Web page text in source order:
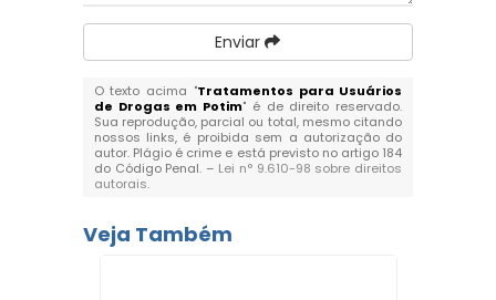
Enviar
O texto acima "Tratamentos para Usuários
de Drogas em Potim" é de direito reservado.
Sua reprodução, parcial ou total, mesmo citando
nossos links, é proibida sem a autorização do
autor. Plágio é crime e está previsto no artigo 184
do Código Penal. – Lei n° 9.610-98 sobre direitos
autorais.
Veja Também